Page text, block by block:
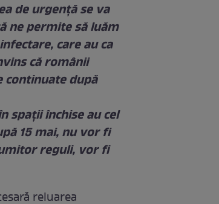
de urgență se va
ne permite să luăm
care au ca
că românii
continuate după
spații închise au cel
15 mai, nu vor fi
reguli, vor fi
reluarea